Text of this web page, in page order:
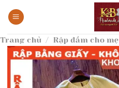
qua
dung
Trang chủ / Rập đầm cho mẹ